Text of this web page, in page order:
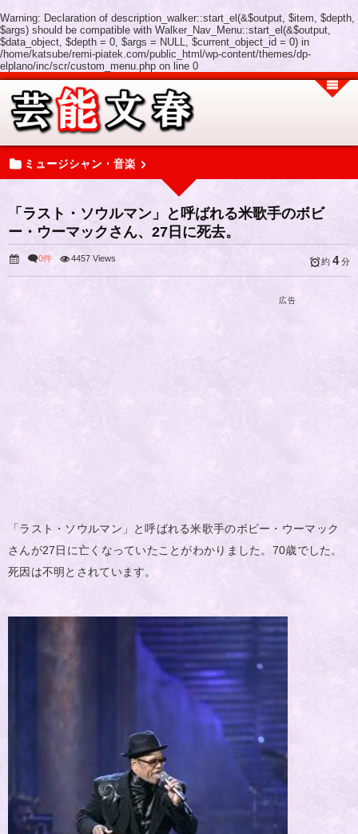
Warning: Declaration of description_walker::start_el(&$output, $item, $depth,
$args) should be compatible with Walker_Nav_Menu::start_el(&$output,
$data_object, $depth = 0, $args = NULL, $current_object_id = 0) in
/home/katsube/remi-piatek.com/public_html/wp-content/themes/dp-
elplano/inc/scr/custom_menu.php on line 0
ミュージシャン・音楽
「ラスト・ソウルマン」と呼ばれる米歌手のボビ
ー・ウーマックさん、27日に死去。
0件 4457 Views 約 4分
広告
「ラスト・ソウルマン」と呼ばれる米歌手のボビー・ウーマック
さんが27日に亡くなっていたことがわかりました。70歳でした。
死因は不明とされています。